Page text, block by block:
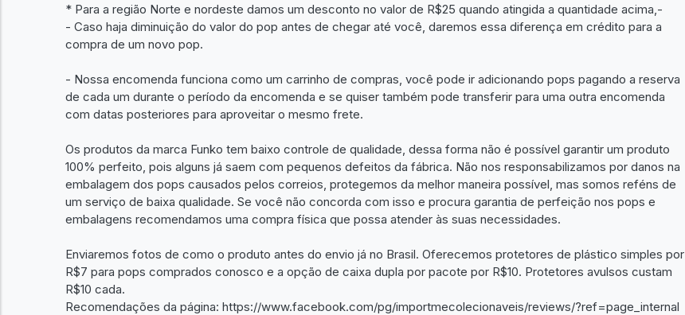
* Para a região Norte e nordeste damos um desconto no valor de R$25 quando atingida a quantidade acima,-
- Caso haja diminuição do valor do pop antes de chegar até você, daremos essa diferença em crédito para a
compra de um novo pop.
- Nossa encomenda funciona como um carrinho de compras, você pode ir adicionando pops pagando a reserva
de cada um durante o período da encomenda e se quiser também pode transferir para uma outra encomenda
com datas posteriores para aproveitar o mesmo frete.
Os produtos da marca Funko tem baixo controle de qualidade, dessa forma não é possível garantir um produto
100% perfeito, pois alguns já saem com pequenos defeitos da fábrica. Não nos responsabilizamos por danos na
embalagem dos pops causados pelos correios, protegemos da melhor maneira possível, mas somos reféns de
um serviço de baixa qualidade. Se você não concorda com isso e procura garantia de perfeição nos pops e
embalagens recomendamos uma compra física que possa atender às suas necessidades.
Enviaremos fotos de como o produto antes do envio já no Brasil. Oferecemos protetores de plástico simples por
R$7 para pops comprados conosco e a opção de caixa dupla por pacote por R$10. Protetores avulsos custam
R$10 cada.
Recomendações da página: https://www.facebook.com/pg/importmecolecionaveis/reviews/?ref=page_internal